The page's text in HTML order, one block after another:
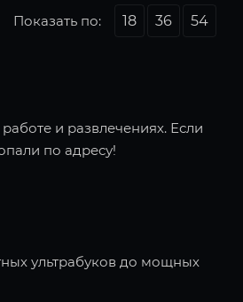
Показать по: 18 36 54
и развлечениях. Если
по адресу!
ультрабуков до мощных